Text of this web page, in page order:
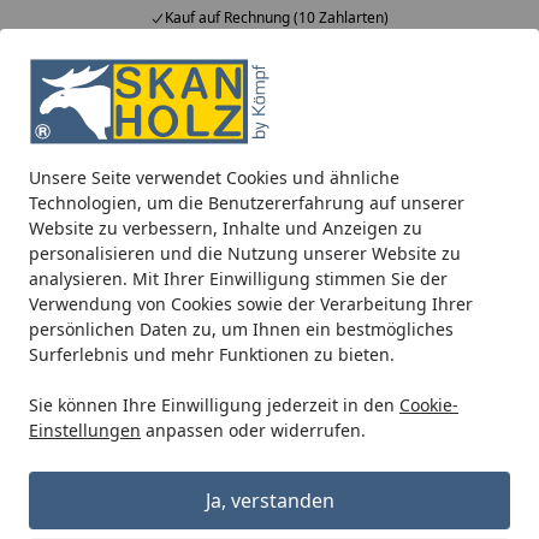
Unsere Seite verwendet Cookies und ähnliche
Technologien, um die Benutzererfahrung auf unserer
Website zu verbessern, Inhalte und Anzeigen zu
personalisieren und die Nutzung unserer Website zu
analysieren. Mit Ihrer Einwilligung stimmen Sie der
Verwendung von Cookies sowie der Verarbeitung Ihrer
persönlichen Daten zu, um Ihnen ein bestmögliches
Surferlebnis und mehr Funktionen zu bieten.
Sie können Ihre Einwilligung jederzeit in den Cookie-
Einstellungen anpassen oder widerrufen.
Ja, verstanden
Kauf auf Rechnung (10 Zahlarten)
Alle Produkte
Mein Konto
Suchen
Startseite
Blockbohlenhäuser Zubehör für Blockbohlenhäuser
Kunststoff Dachrinnenset 202Ax für
Gartenhäuser anthrazit